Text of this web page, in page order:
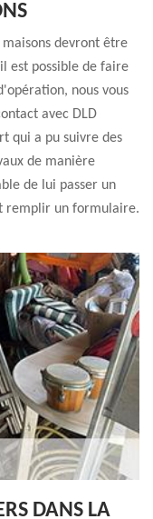
devront être
est possible de faire
nous vous
avec DLD
qui a pu suivre des
de manière
de lui passer un
remplir un formulaire.
DANS LA